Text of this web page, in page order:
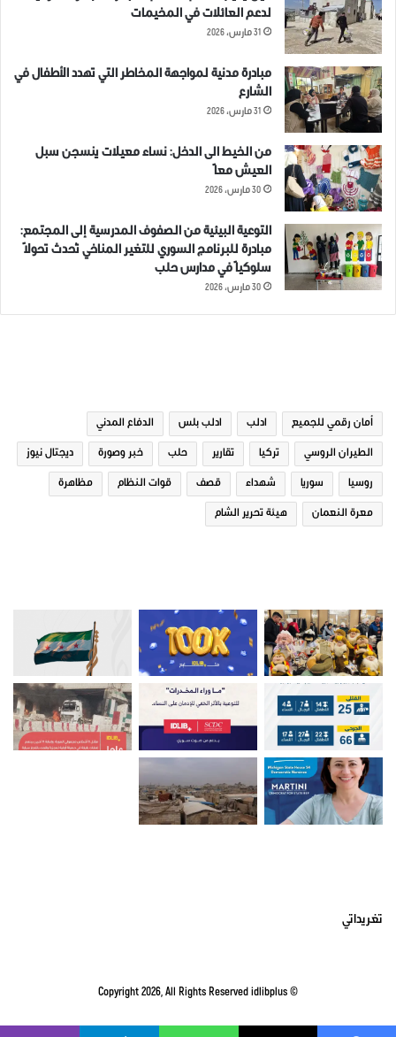
لدعم العائلات في المخيمات
31 مارس، 2026
مبادرة مدنية لمواجهة المخاطر التي تهدد الأطفال في
الشارع
31 مارس، 2026
من الخيط الى الدخل: نساء معيلات ينسجن سبل
العيش معاً
30 مارس، 2026
التوعية البيئية من الصفوف المدرسية إلى المجتمع:
مبادرة للبرنامج السوري للتغير المناخي تُحدث تحولاً
سلوكياً في مدارس حلب
30 مارس، 2026
أمان رقمي للجميع ادلب ادلب بلس الدفاع المدني
الطيران الروسي تركيا تقارير حلب خبر وصورة ديجتال نيوز
روسيا سوريا شهداء قصف قوات النظام مظاهرة
معرة النعمان هيئة تحرير الشام
تغريداتي
© Copyright 2026, All Rights Reserved
idlibplus